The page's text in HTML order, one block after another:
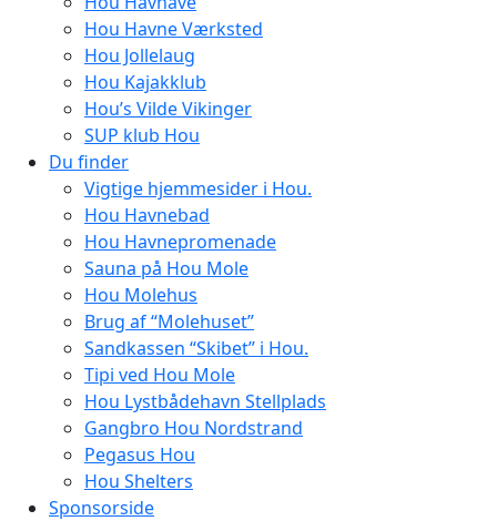
Hou Havne Værksted
Hou Jollelaug
Hou Kajakklub
Hou’s Vilde Vikinger
SUP klub Hou
Du finder
Vigtige hjemmesider i Hou.
Hou Havnebad
Hou Havnepromenade
Sauna på Hou Mole
Hou Molehus
Brug af “Molehuset”
Sandkassen “Skibet” i Hou.
Tipi ved Hou Mole
Hou Lystbådehavn Stellplads
Gangbro Hou Nordstrand
Pegasus Hou
Hou Shelters
Sponsorside